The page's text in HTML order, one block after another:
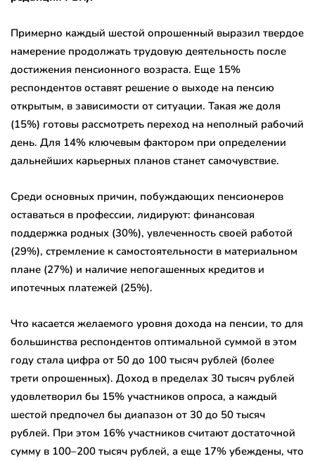
Примерно каждый шестой опрошенный выразил твердое
намерение продолжать трудовую деятельность после
достижения пенсионного возраста. Еще 15%
респондентов оставят решение о выходе на пенсию
открытым, в зависимости от ситуации. Такая же доля
(15%) готовы рассмотреть переход на неполный рабочий
день. Для 14% ключевым фактором при определении
дальнейших карьерных планов станет самочувствие.
Среди основных причин, побуждающих пенсионеров
оставаться в профессии, лидируют: финансовая
поддержка родных (30%), увлеченность своей работой
(29%), стремление к самостоятельности в материальном
плане (27%) и наличие непогашенных кредитов и
ипотечных платежей (25%).
Что касается желаемого уровня дохода на пенсии, то для
большинства респондентов оптимальной суммой в этом
году стала цифра от 50 до 100 тысяч рублей (более
трети опрошенных). Доход в пределах 30 тысяч рублей
удовлетворил бы 15% участников опроса, а каждый
шестой предпочел бы диапазон от 30 до 50 тысяч
рублей. При этом 16% участников считают достаточной
сумму в 100–200 тысяч рублей, а еще 17% убеждены, что